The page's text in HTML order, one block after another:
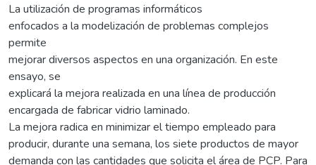
La utilización de programas informáticos
enfocados a la modelización de problemas complejos
permite
mejorar diversos aspectos en una organización. En este
ensayo, se
explicará la mejora realizada en una línea de producción
encargada de fabricar vidrio laminado.
La mejora radica en minimizar el tiempo empleado para
producir, durante una semana, los siete productos de mayor
demanda con las cantidades que solicita el área de PCP. Para